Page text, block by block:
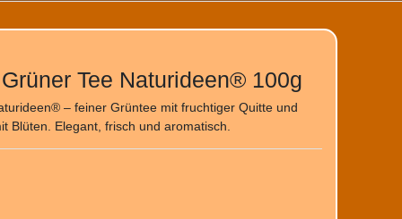
Tee Naturideen® 100g
– feiner Grüntee mit fruchtiger Quitte und
Blüten. Elegant, frisch und aromatisch.